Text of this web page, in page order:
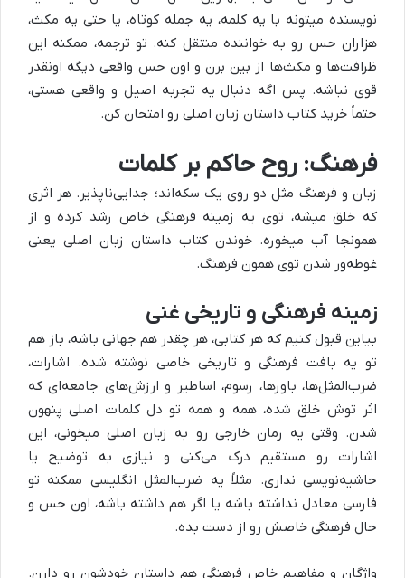
نویسنده میتونه با یه کلمه، یه جمله کوتاه، یا حتی یه مکث،
هزاران حس رو به خواننده منتقل کنه. تو ترجمه، ممکنه این
ظرافت‌ها و مکث‌ها از بین برن و اون حس واقعی دیگه اونقدر
قوی نباشه. پس اگه دنبال یه تجربه اصیل و واقعی هستی،
حتماً خرید کتاب داستان زبان اصلی رو امتحان کن.
فرهنگ: روح حاکم بر کلمات
زبان و فرهنگ مثل دو روی یک سکه‌اند؛ جدایی‌ناپذیر. هر اثری
که خلق میشه، توی یه زمینه فرهنگی خاص رشد کرده و از
همونجا آب میخوره. خوندن کتاب داستان زبان اصلی یعنی
غوطه‌ور شدن توی همون فرهنگ.
زمینه فرهنگی و تاریخی غنی
بیاین قبول کنیم که هر کتابی، هر چقدر هم جهانی باشه، باز هم
تو یه بافت فرهنگی و تاریخی خاصی نوشته شده. اشارات،
ضرب‌المثل‌ها، باورها، رسوم، اساطیر و ارزش‌های جامعه‌ای که
اثر توش خلق شده، همه و همه تو دل کلمات اصلی پنهون
شدن. وقتی یه رمان خارجی رو به زبان اصلی میخونی، این
اشارات رو مستقیم درک می‌کنی و نیازی به توضیح یا
حاشیه‌نویسی نداری. مثلاً یه ضرب‌المثل انگلیسی ممکنه تو
فارسی معادل نداشته باشه یا اگر هم داشته باشه، اون حس و
حال فرهنگی خاصش رو از دست بده.
واژگان و مفاهیم خاص فرهنگی هم داستان خودشون رو دارن.